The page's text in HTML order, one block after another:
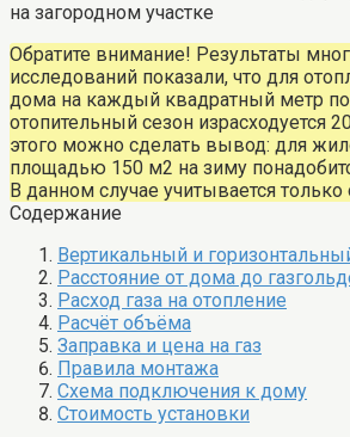
Обратите внимание! Результаты
исследований показали, что для
дома на каждый квадратный метр
отопительный сезон израсходуется
этого можно сделать вывод: для
площадью 150 м2 на зиму
В данном случае учитывается только
Содержание
Вертикальный и
Расстояние от дома до
Расход газа на отопление
Расчёт объёма
Заправка и цена на газ
Правила монтажа
Схема подключения к дому
Стоимость установки